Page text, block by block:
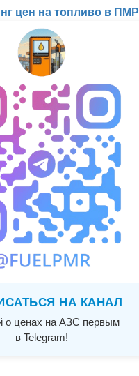
цен на топливо в ПМР
НА КАНАЛ
о ценах на АЗС первым
в Telegram!